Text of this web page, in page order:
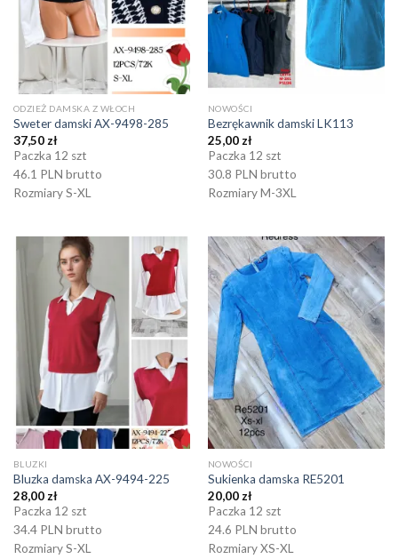
ODZIEŻ DAMSKA Z WŁOCH
Sweter damski AX-9498-285
37,50 zł
Paczka 12 szt
46.1 PLN brutto
Rozmiary S-XL
NOWOŚCI
Bezrękawnik damski LK113
25,00 zł
Paczka 12 szt
30.8 PLN brutto
Rozmiary M-3XL
BLUZKI
Bluzka damska AX-9494-225
28,00 zł
Paczka 12 szt
34.4 PLN brutto
Rozmiary S-XL
NOWOŚCI
Sukienka damska RE5201
20,00 zł
Paczka 12 szt
24.6 PLN brutto
Rozmiary XS-XL